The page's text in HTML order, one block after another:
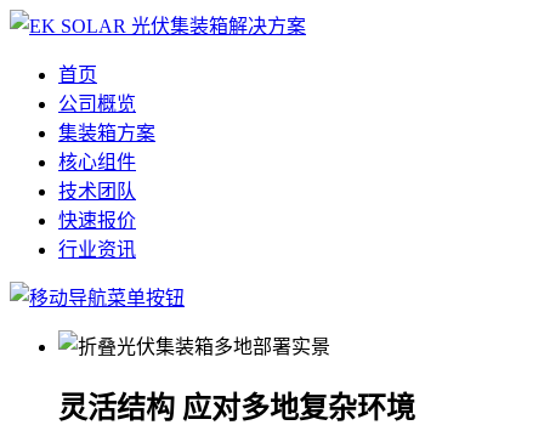
首页
公司概览
集装箱方案
核心组件
技术团队
快速报价
行业资讯
灵活结构 应对多地复杂环境